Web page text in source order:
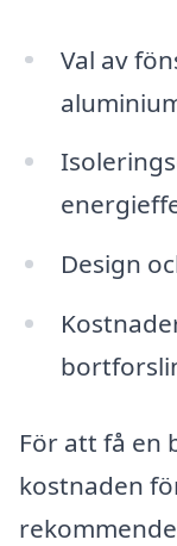
Val av
Design
För att få en
kostnaden